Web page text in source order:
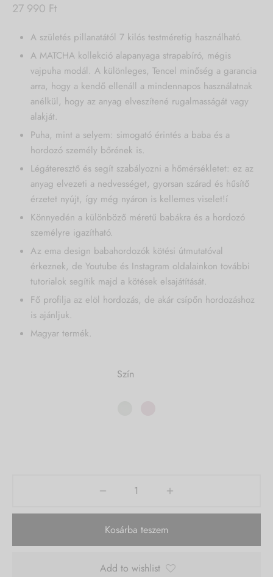
27 990 Ft
A születés pillanatától 7 kilós testméretig használható.
A MATCHA kollekció alapanyaga strapabíró, mégis
vajpuha modál. A különleges, Tencel minőség a garancia
arra, hogy a kendő ellenáll a mindennapos használatnak
anélkül, hogy az anyag elveszítené rugalmasságát vagy
alakját.
Puha, mint a selyem: simogató érintés a baba és a
hordozó személy bőrének is.
Légáteresztő és segít szabályozni a hőmérsékletet: ez az
anyag elvezeti a nedvességet, gyorsan szárad és hűsítő
érzetet nyújt, így még nyáron is kellemes viselet!í
Könnyedén a különböző méretű babákra és a hordozó
személyre igazítható.
Az ema design babahordozók kötési útmutatóval
érkeznek, de Youtube és Instagram oldalainkon további
tutorialok segítik majd a kötések elsajátítását.
Fő profilja az elöl hordozás, de akár csípőn hordozáshoz
is ajánljuk.
Magyar termék.
Szín
Kosárba teszem
Add to wishlist
KENDŐK
IN THE CITY